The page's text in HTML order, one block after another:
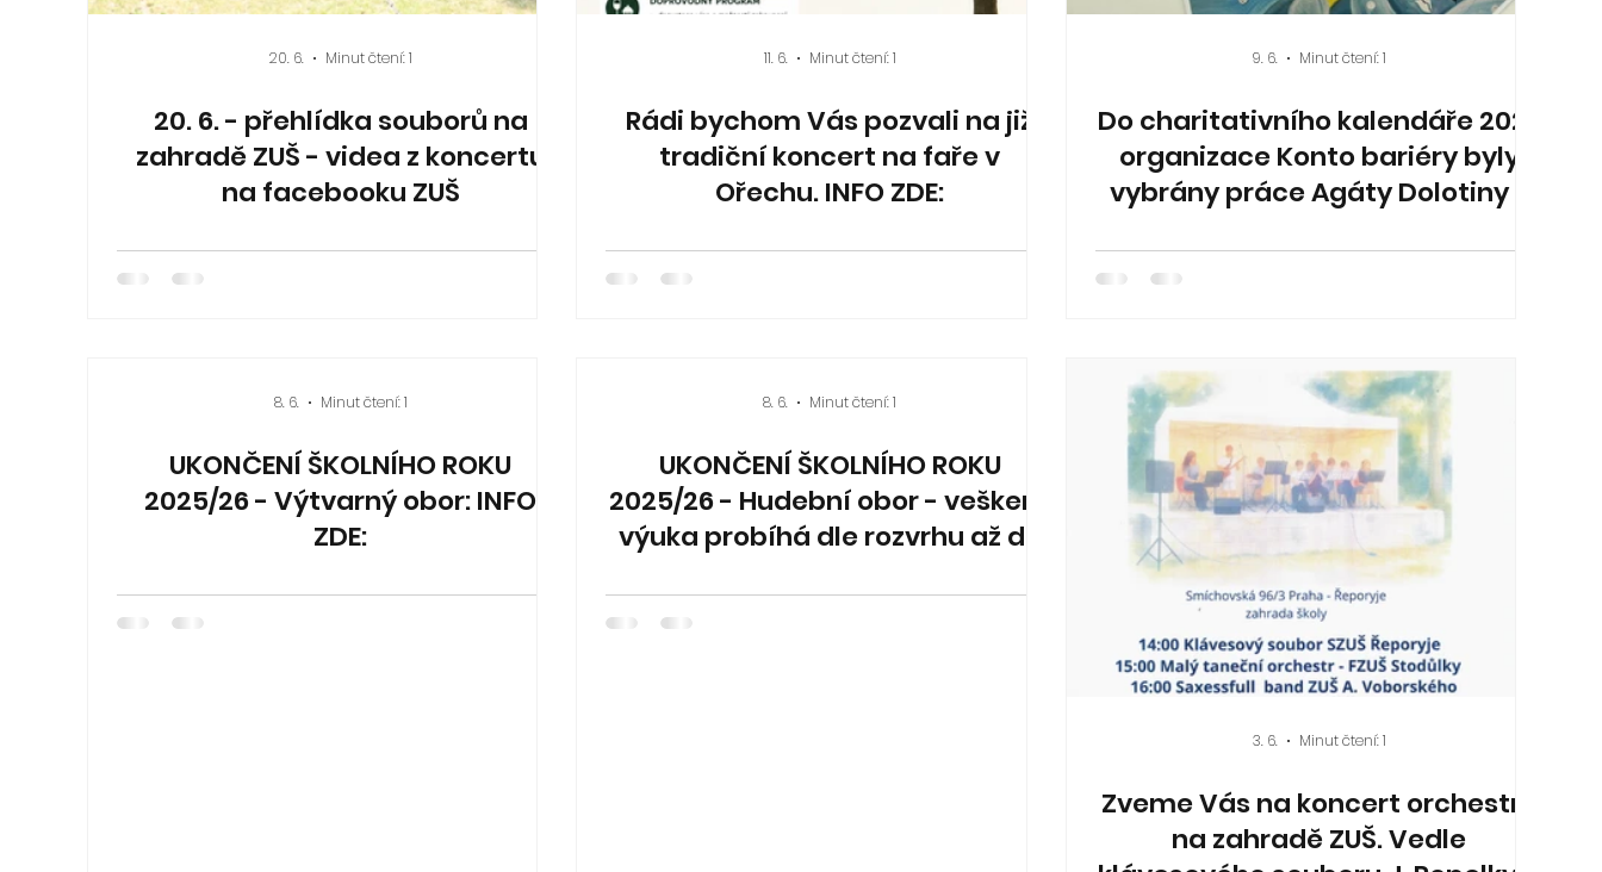
20. 6. - přehlídka souborů na
zahradě ZUŠ - videa z koncertu
na facebooku ZUŠ
20. 6. Minut čtení: 1
Rádi bychom Vás pozvali na již
tradiční koncert na faře v
Ořechu. INFO ZDE:
11. 6. Minut čtení: 1
Do charitativního kalendáře 2027
organizace Konto bariéry byly
vybrány práce Agáty Dolotiny -
Joker - máme radost, že práce
9. 6. Minut čtení: 1
UKONČENÍ ŠKOLNÍHO ROKU
2025/26 - Výtvarný obor: INFO
ZDE:
8. 6. Minut čtení: 1
UKONČENÍ ŠKOLNÍHO ROKU
2025/26 - Hudební obor - veškerá
výuka probíhá dle rozvrhu až do
6. dle individuální domluvy s
8. 6. Minut čtení: 1
Zveme Vás na koncert orchestrů
na zahradě ZUŠ. Vedle
3. 6. Minut čtení: 1